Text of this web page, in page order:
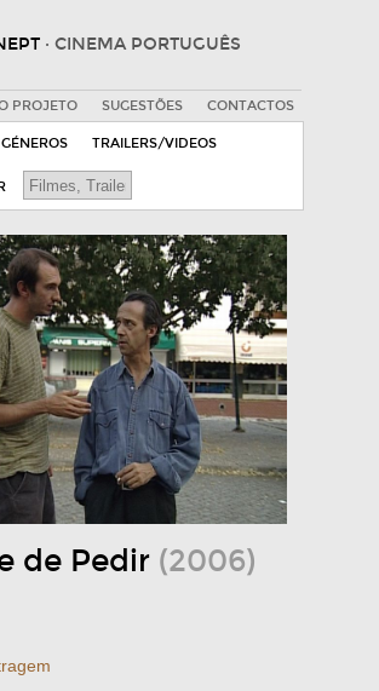
· CINEMA PORTUGUÊS
PROJETO SUGESTÕES CONTACTOS
GÉNEROS TRAILERS/VIDEOS
de Pedir (2006)